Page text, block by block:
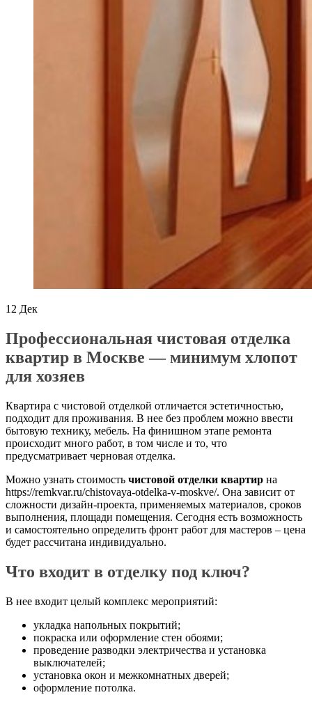
12 Дек
Профессиональная чистовая отделка
квартир в Москве — минимум хлопот
для хозяев
Квартира с чистовой отделкой отличается эстетичностью,
подходит для проживания. В нее без проблем можно ввести
бытовую технику, мебель. На финишном этапе ремонта
происходит много работ, в том числе и то, что
предусматривает черновая отделка.
Можно узнать стоимость чистовой отделки квартир на
https://remkvar.ru/chistovaya-otdelka-v-moskve/. Она зависит от
сложности дизайн-проекта, применяемых материалов, сроков
выполнения, площади помещения. Сегодня есть возможность
и самостоятельно определить фронт работ для мастеров – цена
будет рассчитана индивидуально.
Что входит в отделку под ключ?
В нее входит целый комплекс мероприятий:
укладка напольных покрытий;
покраска или оформление стен обоями;
проведение разводки электричества и установка
выключателей;
установка окон и межкомнатных дверей;
оформление потолка.